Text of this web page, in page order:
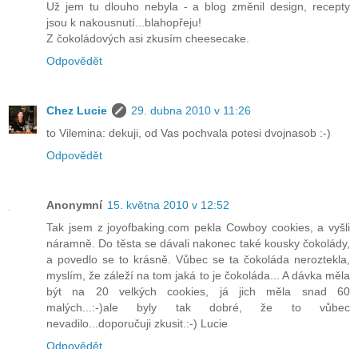
Už jem tu dlouho nebyla - a blog změnil design, recepty
jsou k nakousnutí...blahopřeju!
Z čokoládových asi zkusím cheesecake.
Odpovědět
Chez Lucie
29. dubna 2010 v 11:26
to Vilemina: dekuji, od Vas pochvala potesi dvojnasob :-)
Odpovědět
Anonymní 15. května 2010 v 12:52
Tak jsem z joyofbaking.com pekla Cowboy cookies, a vyšli
náramně. Do těsta se dávali nakonec také kousky čokolády,
a povedlo se to krásně. Vůbec se ta čokoláda neroztekla,
myslím, že záleží na tom jaká to je čokoláda... A dávka měla
být na 20 velkých cookies, já jich měla snad 60
malých...:-)ale byly tak dobré, že to vůbec
nevadilo...doporučuji zkusit.:-) Lucie
Odpovědět